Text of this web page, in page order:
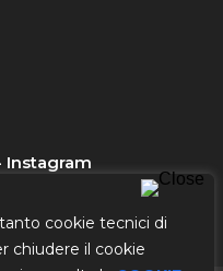
cookie tecnici di
chiudere il cookie
Instagram